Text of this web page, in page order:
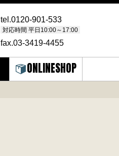
tel.0120-901-533
対応時間 平日10:00～17:00
fax.03-3419-4455
ONLINESHOP